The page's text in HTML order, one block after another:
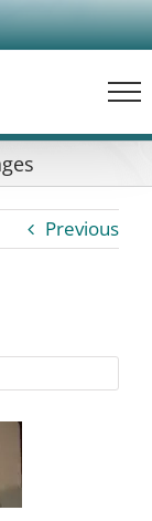
Previous